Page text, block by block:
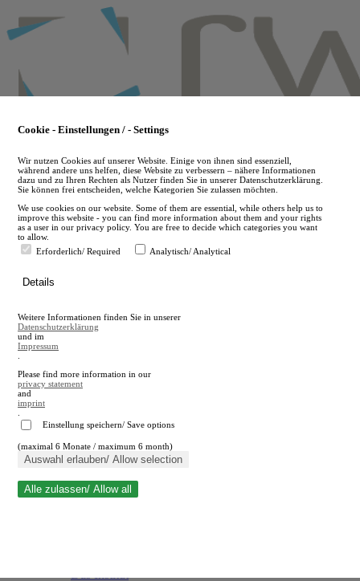
to
main
en
A
A
Suche schließen
Cookie - Einstellungen / - Settings
Wir nutzen Cookies auf unserer Website. Einige von ihnen sind essenziell,
während andere uns helfen, diese Website zu verbessern – nähere Informationen
dazu und zu Ihren Rechten als Nutzer finden Sie in unserer Datenschutzerklärung.
Sie können frei entscheiden, welche Kategorien Sie zulassen möchten.
We use cookies on our website. Some of them are essential, while others help us to
improve this website - you can find more information about them and your rights
as a user in our privacy policy. You are free to decide which categories you want
to allow.
Erforderlich/ Required
Analytisch/ Analytical
Details
Weitere Informationen finden Sie in unserer
Datenschutzerklärung
und im
Impressum
Please find more information in our
privacy statement
and
imprint
Einstellung speichern/ Save options
(maximal 6 Monate / maximum 6 month)
Auswahl erlauben/ Allow selection
Alle zulassen/ Allow all